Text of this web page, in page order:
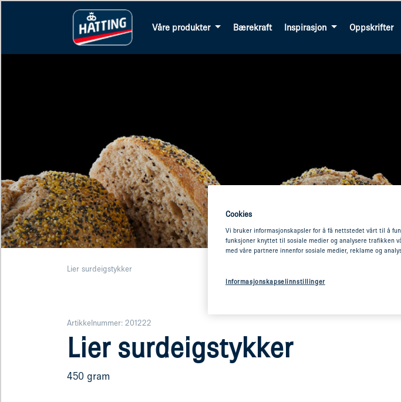
Våre produkter Bærekraft Inspirasjon Oppskrifter
Lier surdeigstykker
Artikkelnummer: 201222
Lier surdeigstykker
450 gram
Cookies
Vi bruker informasjonskapsler for å få nettstedet vårt til å
funksjoner knyttet til sosiale medier og analysere trafikken
med våre partnere innenfor sosiale medier, reklame og
Informasjonskapselinnstillinger